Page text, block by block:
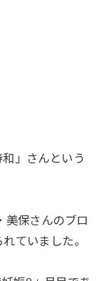
」さんという
美保さんのブロ
ていました。